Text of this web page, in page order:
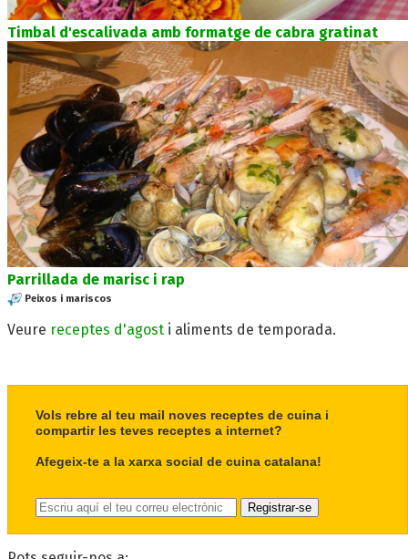
Timbal d'escalivada amb formatge de cabra gratinat
Parrillada de marisc i rap
Peixos i mariscos
Veure receptes d'agost i aliments de temporada.
Vols rebre al teu mail noves receptes de cuina i
compartir les teves receptes a internet?
Afegeix-te a la xarxa social de cuina catalana!